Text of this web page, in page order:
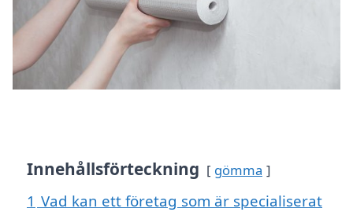
Innehållsförteckning gömma
1 Vad kan ett företag som är specialiserat